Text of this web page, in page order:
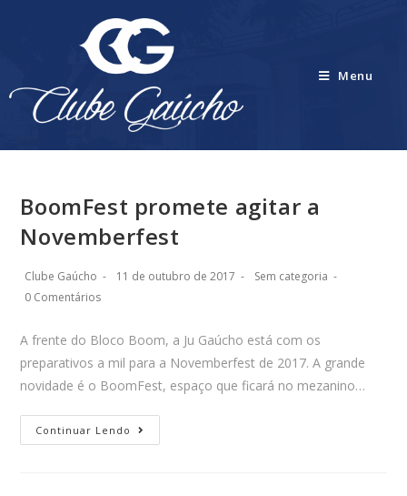
Menu
BoomFest promete agitar a
Novemberfest
Clube Gaúcho 11 de outubro de 2017
Sem categoria
0 Comentários
A frente do Bloco Boom, a Ju Gaúcho está com os
preparativos a mil para a Novemberfest de 2017. A grande
novidade é o BoomFest, espaço que ficará no mezanino…
Continuar Lendo